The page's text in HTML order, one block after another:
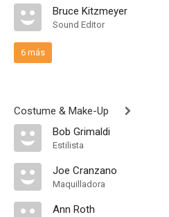
Bruce Kitzmeyer
Sound Editor
6 más
Costume & Make-Up
Bob Grimaldi
Estilista
Joe Cranzano
Maquilladora
Ann Roth